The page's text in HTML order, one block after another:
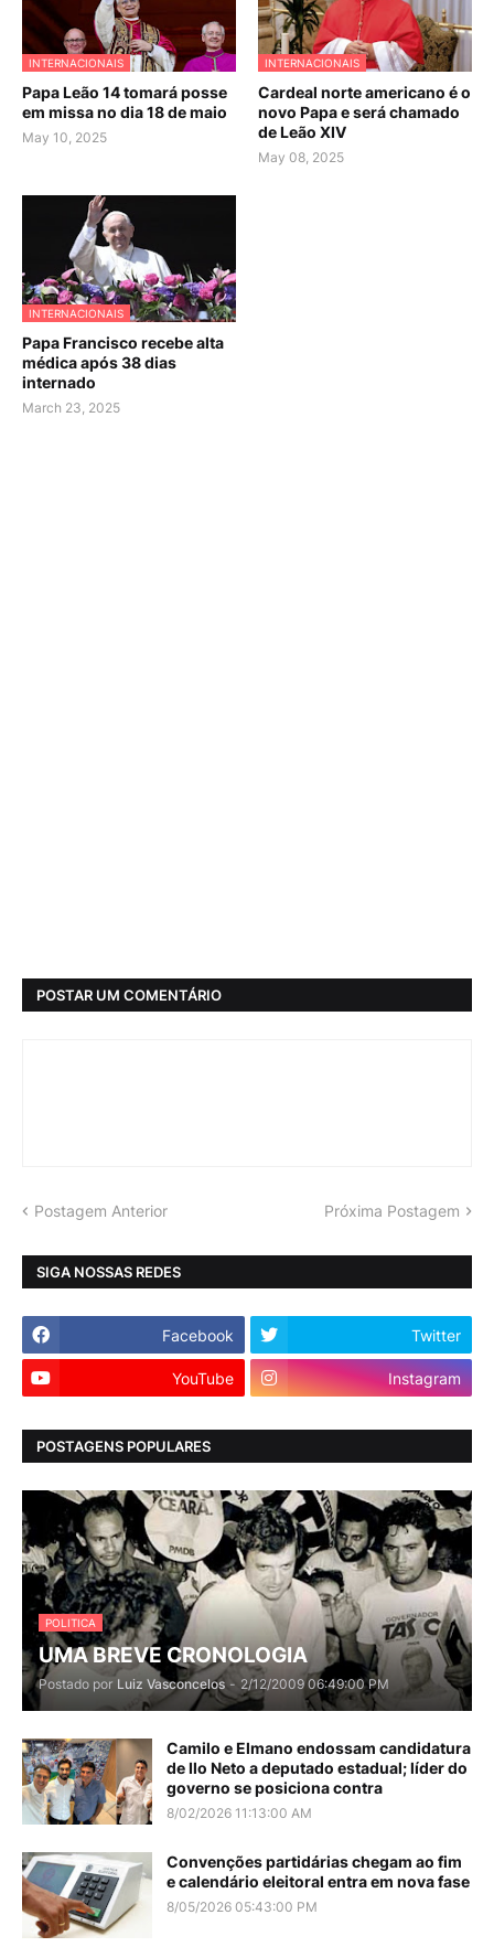
INTERNACIONAIS
Papa Leão 14 tomará posse
em missa no dia 18 de maio
May 10, 2025
INTERNACIONAIS
Cardeal norte americano é o
novo Papa e será chamado
de Leão XIV
May 08, 2025
INTERNACIONAIS
Papa Francisco recebe alta
médica após 38 dias
internado
March 23, 2025
POSTAR UM COMENTÁRIO
Postagem Anterior Próxima Postagem
SIGA NOSSAS REDES
Facebook Twitter
YouTube Instagram
POSTAGENS POPULARES
POLITICA
UMA BREVE CRONOLOGIA
Postado por Luiz Vasconcelos - 2/12/2009 06:49:00 PM
Camilo e Elmano endossam candidatura
de Ilo Neto a deputado estadual; líder do
governo se posiciona contra
8/02/2026 11:13:00 AM
Convenções partidárias chegam ao fim
e calendário eleitoral entra em nova fase
8/05/2026 05:43:00 PM